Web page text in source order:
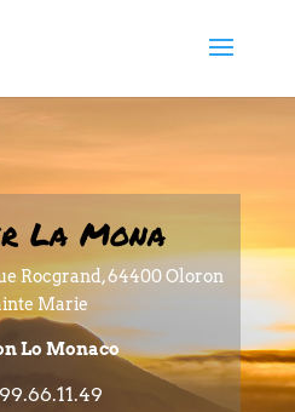
La Mona
Rocgrand, 64400 Oloron
Marie
Lo Monaco